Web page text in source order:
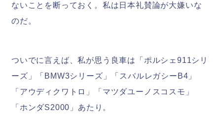
ないことを断っておく。私は日本礼賛論が大嫌いな
のだ。
ついでに言えば、私が思う良車は「ポルシェ911シリ
ーズ」「BMW3シリーズ」「スバルレガシーB4」
「アウディクワトロ」「マツダユーノスコスモ」
「ホンダS2000」あたり。